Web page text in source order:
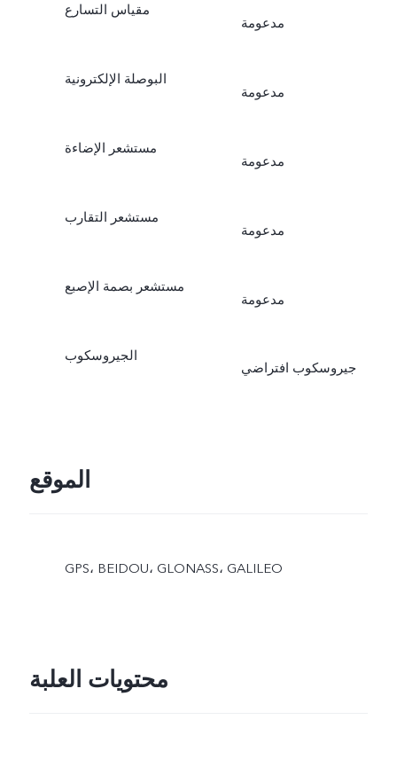
مقياس التسارع
مدعومة
البوصلة الإلكترونية
مدعومة
مستشعر الإضاءة
مدعومة
مستشعر التقارب
مدعومة
مستشعر بصمة الإصبع
مدعومة
الجيروسكوب
جيروسكوب افتراضي
الموقع
GPS، BEIDOU، GLONASS، GALILEO
محتويات العلبة